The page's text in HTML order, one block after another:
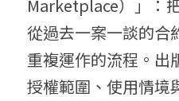
Marketplace）」：
從過去一案一談的合
重複運作的流程。出
授權範圍、使用情境